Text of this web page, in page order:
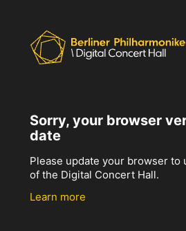
Sorry, your browser
date
Please update your browser to
of the Digital Concert Hall.
Learn more